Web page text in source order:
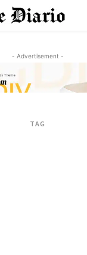
- Advertisement -
TAG